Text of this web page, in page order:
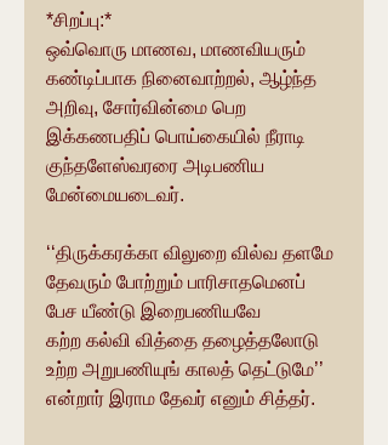
*சிறப்பு:*
ஒவ்வொரு மாணவ, மாணவியரும்
கண்டிப்பாக நினைவாற்றல், ஆழ்ந்த
அறிவு, சோர்வின்மை பெற
இக்கணபதிப் பொய்கையில் நீராடி
குந்தளேஸ்வரரை அடிபணிய
மேன்மையடைவர்.
‘‘திருக்கரக்கா விலுறை வில்வ தளமே
தேவரும் போற்றும் பாரிசாதமெனப்
பேச யீண்டு இறைபணியவே
கற்ற கல்வி வித்தை தழைத்தலோடு
உற்ற அறுபணியுங் காலத் தெட்டுமே’’
என்றார் இராம தேவர் எனும் சித்தர்.